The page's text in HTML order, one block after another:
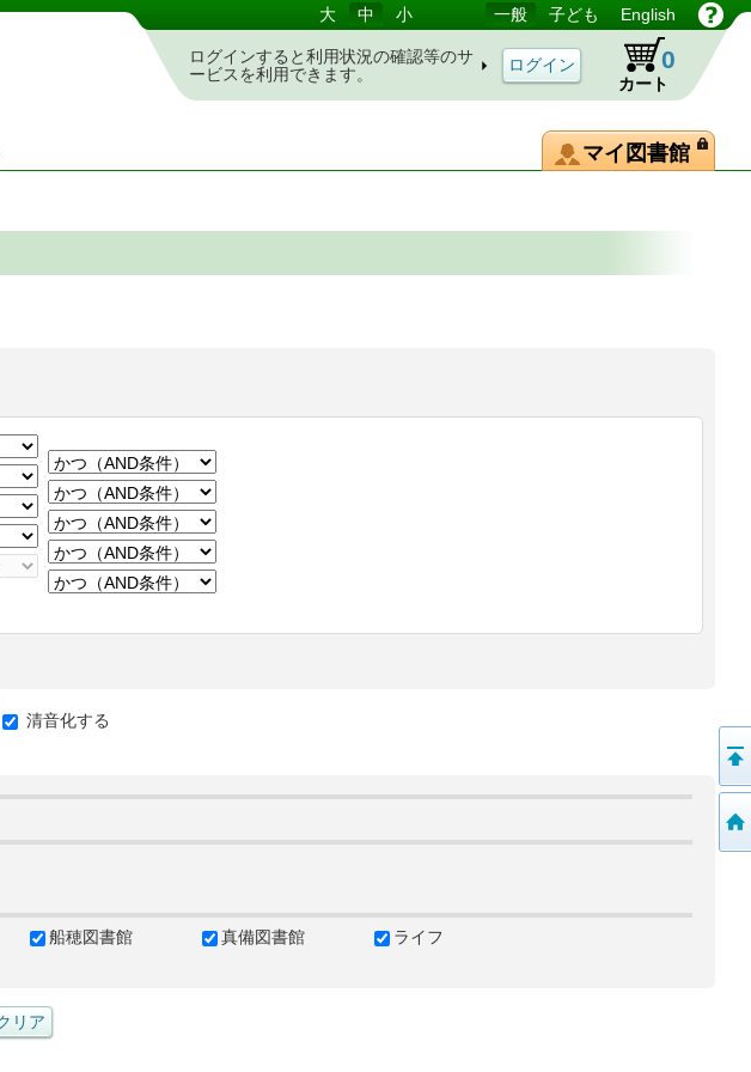
大 中 小 一般 子ども English
ログインすると利用状況の確認等のサ
ービスを利用できます。
カート
0
マイ図書館
清音化する
船穂図書館 真備図書館
ライフ